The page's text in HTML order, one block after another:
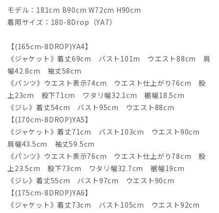
モデル：181cm B90cm W72cm H90cm
着用サイズ：180-8Drop（YA7）
【(165cm-8DROP)YA4】
《ジャケット》着丈69cm バスト101m ウエスト88cm 肩
幅42.8cm 袖丈58cm
《パンツ》ウエスト表示74cm ウエスト仕上がり76cm 股
上23cm 股下71cm ワタリ幅32.1cm 裾幅18.5cm
《ジレ》着丈54cm バスト95cm ウエスト88cm
【(170cm-8DROP)YA5】
《ジャケット》着丈71cm バスト103cm ウエスト90cm
肩幅43.5cm 袖丈59.5cm
《パンツ》ウエスト表示76cm ウエスト仕上がり78cm 股
上23.5cm 股下73cm ワタリ幅32.7cm 裾幅19cm
《ジレ》着丈55cm バスト97cm ウエスト90cm
【(175cm-8DROP)YA6】
《ジャケット》着丈73cm バスト105cm ウエスト92cm